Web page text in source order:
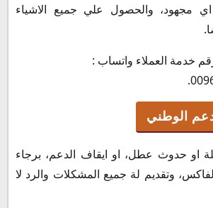
مجهود، والحصول علي جميع الاشياء
خدمة العملاء واتساب :
الوطني
او حدوث عطل، او ايقاف الدعم، برجاء
وتقديم لة جميع المشكلات والرد لا